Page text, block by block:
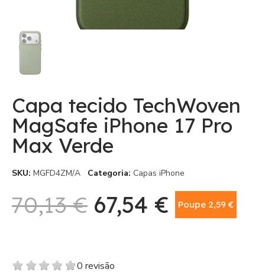
Capa tecido TechWoven
MagSafe iPhone 17 Pro
Max Verde
SKU MGFD4ZM/A Categoria Capas iPhone
70,13 € 67,54 € Poupe 2,59 €
0 revisão